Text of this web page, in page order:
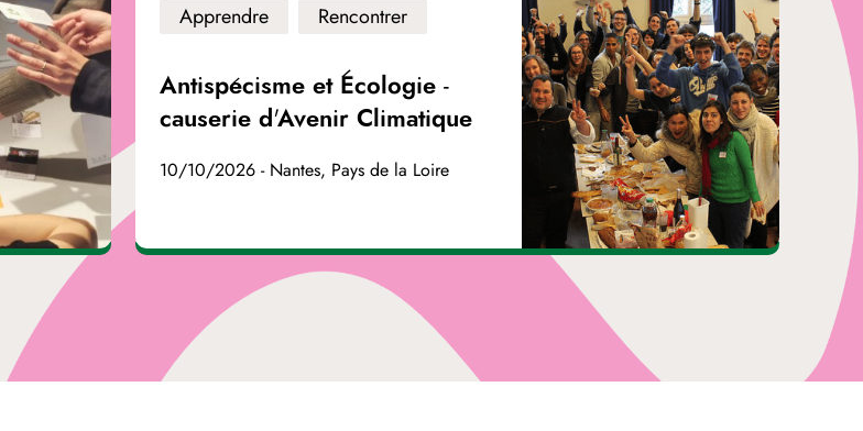
Apprendre Rencontrer
Antispécisme et Écologie -
causerie d'Avenir Climatique
10/10/2026 - Nantes, Pays de la Loire